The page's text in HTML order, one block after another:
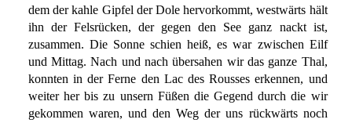
dem der kahle Gipfel der Dole hervorkommt, westwärts hält
ihn der Felsrücken, der gegen den See ganz nackt ist,
zusammen. Die Sonne schien heiß, es war zwischen Eilf
und Mittag. Nach und nach übersahen wir das ganze Thal,
konnten in der Ferne den Lac des Rousses erkennen, und
weiter her bis zu unsern Füßen die Gegend durch die wir
gekommen waren, und den Weg der uns rückwärts noch